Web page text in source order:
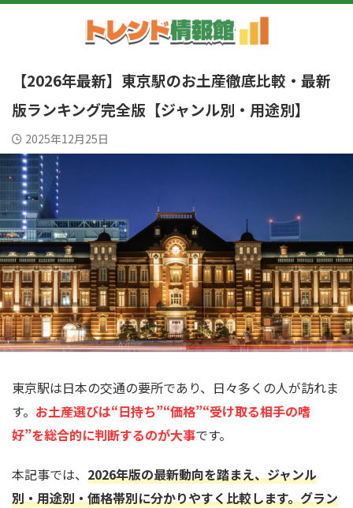
【2026年最新】東京駅のお土産徹底比較・最新
版ランキング完全版【ジャンル別・用途別】
2025年12月25日
東京駅は日本の交通の要所であり、日々多くの人が訪れま
す。 お土産選びは“日持ち”“価格”“受け取る相手の嗜
好”を総合的に判断するのが大事です。
本記事では、 2026年版の最新動向を踏まえ、ジャンル
別・用途別・価格帯別に分かりやすく比較します。グラン